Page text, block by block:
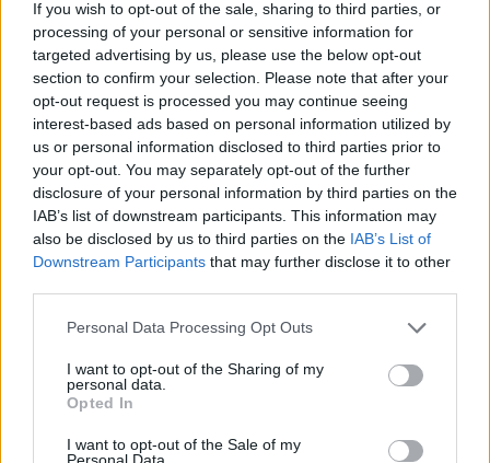
If you wish to opt-out of the sale, sharing to third parties, or
processing of your personal or sensitive information for
targeted advertising by us, please use the below opt-out
section to confirm your selection. Please note that after your
opt-out request is processed you may continue seeing
interest-based ads based on personal information utilized by
us or personal information disclosed to third parties prior to
your opt-out. You may separately opt-out of the further
disclosure of your personal information by third parties on the
IAB’s list of downstream participants. This information may
also be disclosed by us to third parties on the IAB’s List of
Downstream Participants that may further disclose it to other
Personal Data Processing Opt Outs
I want to opt-out of the Sharing of my
personal data.
Opted In
I want to opt-out of the Sale of my
Personal Data.
Μητέρα 43 ετών και ο 21χρονος γιος της
σκοτώθηκαν σε μετωπική σύγκρουση με
φορτηγό στην επαρχιακή οδό Αμφίπολης
– Δράμας, κοντά στην Παλαιοκώμη.
Καταδίωξη στο κέντρο της
Θεσσαλονίκης: Έσπασαν το
τζάμι του οδηγού – «Μην κάνεις
μ@@@», του φώναζαν
Εξαιτίας των υψηλών ταχυτήτων το
λευκό όχημα έχασε τον έλεγχο και
καρφώθηκε πάνω σε κολονάκια.
Αρχεία UFO: Αθόρυβα τριγωνικά σκάφη 152